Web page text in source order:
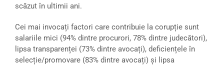
scăzut în ultimii ani.
Cei mai invocați factori care contribuie la corupție sunt
salariile mici (94% dintre procurori, 78% dintre judecători),
lipsa transparenței (73% dintre avocați), deficiențele în
selecție/promovare (83% dintre avocați) și lipsa